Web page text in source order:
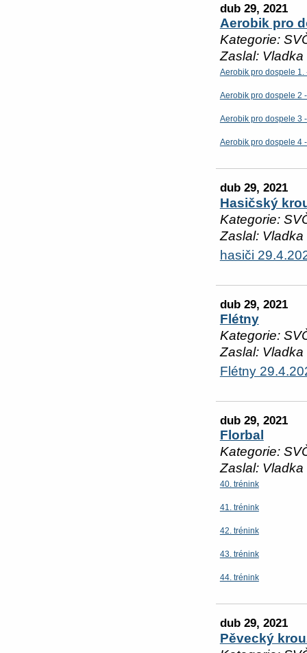
dub 29, 2021
Aerobik pro
Kategorie:
Zaslal: Vladka
Aerobik pro dospele 1.
Aerobik pro dospele 2
Aerobik pro dospele 3
Aerobik pro dospele 4
dub 29, 2021
Hasičský
Kategorie:
Zaslal: Vladka
hasiči
dub 29, 2021
Flétny
Kategorie:
Zaslal: Vladka
Flétny
dub 29, 2021
Florbal
Kategorie:
Zaslal: Vladka
40. trénink
41. trénink
42. trénink
43. trénink
44. trénink
dub 29, 2021
Pěvecký